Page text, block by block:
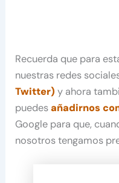
Recuerda que para
nuestras redes
Twitter) y ahora
puedesañadirnos
Google para que,
nosotros tengamos